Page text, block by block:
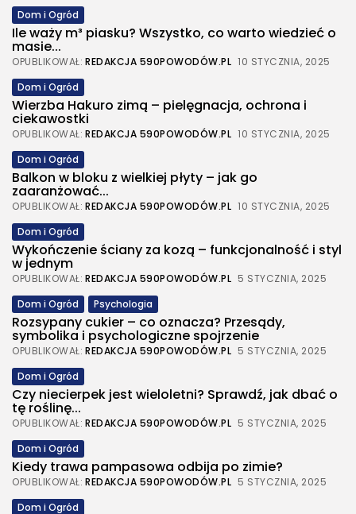
Dom i Ogród
Ile waży m³ piasku? Wszystko, co warto wiedzieć o
masie...
OPUBLIKOWAŁ: REDAKCJA 590POWODÓW.PL 10 STYCZNIA, 2025
Dom i Ogród
Wierzba Hakuro zimą – pielęgnacja, ochrona i
ciekawostki
OPUBLIKOWAŁ: REDAKCJA 590POWODÓW.PL 10 STYCZNIA, 2025
Dom i Ogród
Balkon w bloku z wielkiej płyty – jak go
zaaranżować...
OPUBLIKOWAŁ: REDAKCJA 590POWODÓW.PL 10 STYCZNIA, 2025
Dom i Ogród
Wykończenie ściany za kozą – funkcjonalność i styl
w jednym
OPUBLIKOWAŁ: REDAKCJA 590POWODÓW.PL 5 STYCZNIA, 2025
Dom i Ogród
Psychologia
Rozsypany cukier – co oznacza? Przesądy,
symbolika i psychologiczne spojrzenie
OPUBLIKOWAŁ: REDAKCJA 590POWODÓW.PL 5 STYCZNIA, 2025
Dom i Ogród
Czy niecierpek jest wieloletni? Sprawdź, jak dbać o
tę roślinę...
OPUBLIKOWAŁ: REDAKCJA 590POWODÓW.PL 5 STYCZNIA, 2025
Dom i Ogród
Kiedy trawa pampasowa odbija po zimie?
OPUBLIKOWAŁ: REDAKCJA 590POWODÓW.PL 5 STYCZNIA, 2025
Dom i Ogród